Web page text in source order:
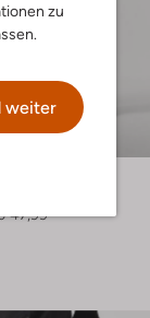
zu
weiter
47,99